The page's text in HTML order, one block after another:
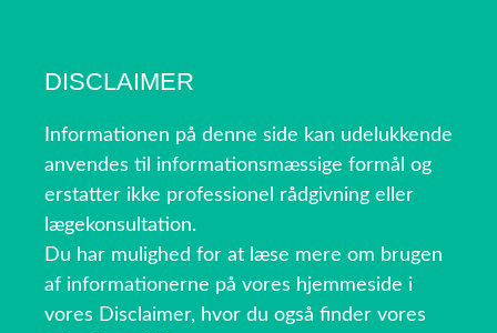
DISCLAIMER
Informationen på denne side kan udelukkende
anvendes til informationsmæssige formål og
erstatter ikke professionel rådgivning eller
lægekonsultation.
Du har mulighed for at læse mere om brugen
af informationerne på vores hjemmeside i
vores Disclaimer, hvor du også finder vores